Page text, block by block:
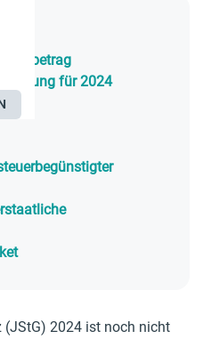
für 2024
(JStG) 2024 ist noch nicht